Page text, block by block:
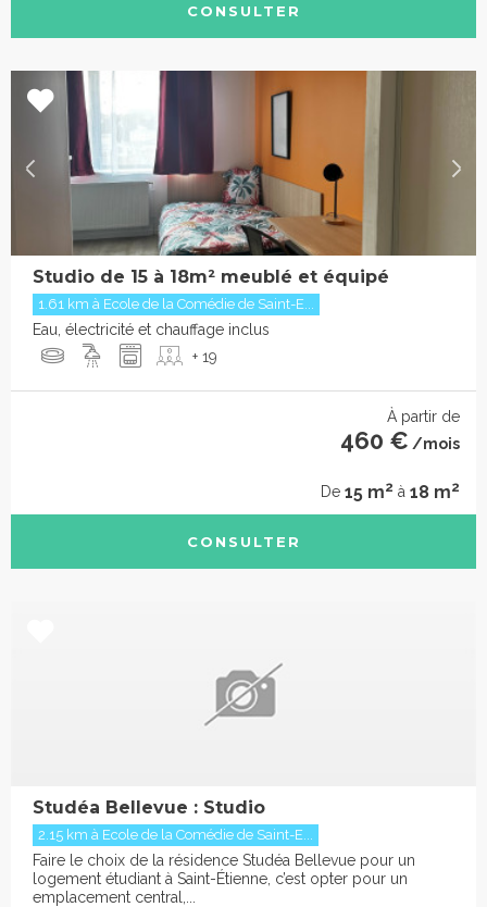
CONSULTER
Studio de 15 à 18m² meublé et équipé
1.61 km à Ecole de la Comédie de Saint-E...
Eau, électricité et chauffage inclus
+ 19
À partir de
460 € /mois
De 15 m2 à 18 m2
CONSULTER
Studéa Bellevue : Studio
2.15 km à Ecole de la Comédie de Saint-E...
Faire le choix de la résidence Studéa Bellevue pour un
logement étudiant à Saint-Étienne, c’est opter pour un
emplacement central,...